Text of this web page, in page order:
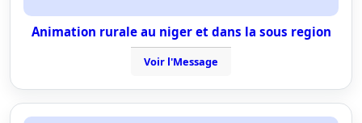
Animation rurale au niger et dans la sous region
Voir l'Message